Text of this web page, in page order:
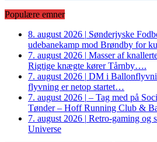
Populære emner
8. august 2026 | Sønderjyske
udebanekamp mod Brøndby for
7. august 2026 | Masser af
Rigtige knægte kører Tårnby….
7. august 2026 | DM i
flyvning er netop startet…
7. august 2026 | – Tag med på
Tønder – Hoff Running Club &
7. august 2026 | Retro-gaming og
Universe